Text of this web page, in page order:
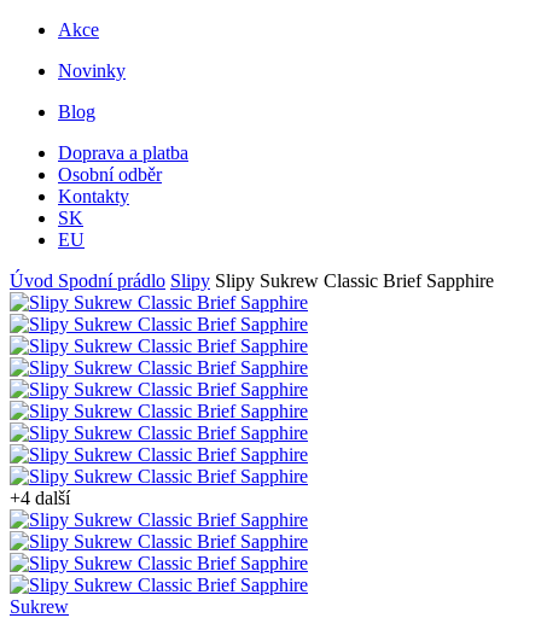
Akce
Novinky
Blog
Doprava a platba
Osobní odběr
Kontakty
SK
EU
Úvod Spodní prádlo Slipy Slipy Sukrew Classic Brief Sapphire
+4 další
Sukrew